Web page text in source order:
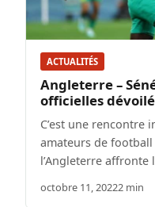
ACTUALITÉS
Angleterre –
officielles
C’est une rencontre
amateurs de
l’Angleterre affronte
octobre 11, 20222 min